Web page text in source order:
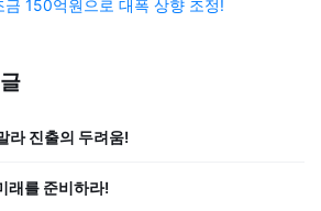
금 150억원으로 대폭 상향 조정!
라 진출의 두려움!
래를 준비하라!